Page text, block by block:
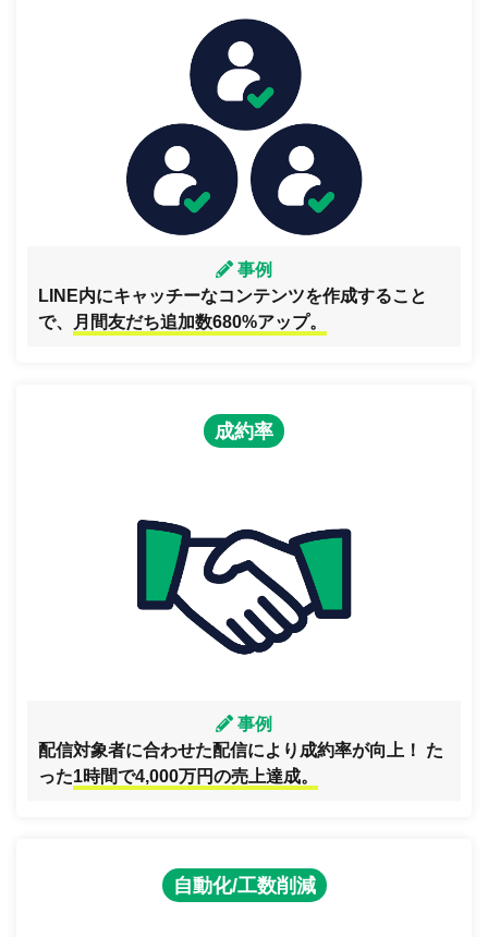
事例
LINE内にキャッチーなコンテンツを作成すること
で、
月間友だち追加数680%アップ。
成約率
事例
配信対象者に合わせた配信により成約率が向上！ た
った1時間で4,000万円の売上達成。
自動化/工数削減